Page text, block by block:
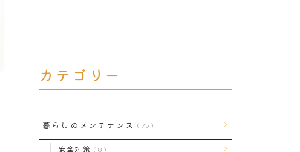
カテゴリー
暮らしのメンテナンス 75
安全対策 8